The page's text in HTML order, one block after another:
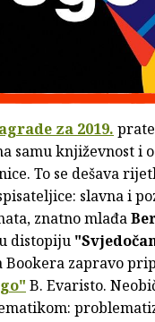
za 2019.
samu književnost i
To se dešava
slavna i
znatno mlađa
distopiju
Bookera zapravo
B. Evaristo.